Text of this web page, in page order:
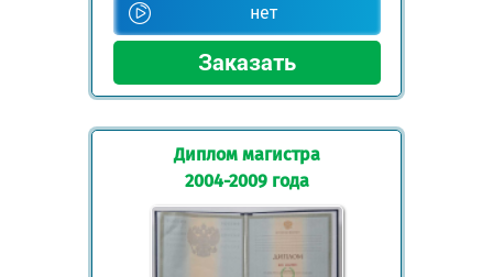
нет
Диплом магистра
2004-2009 года